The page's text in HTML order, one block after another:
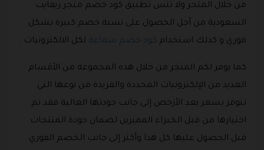
من خلال المتجر ولا تنس تطبيق كود خصم متجر ريفايب
السعودية من أجل الحصول على نسبة خصم كبيرة بشكل
فوري و كذلك استخدام كود خصم سماعة لكل الالكترونيات .
كما يوفر لكم المتجر من خلال هذه المجموعة من الأقسام
العديد من الإلكترونيات المجددة والفريدة من نوعها التي
تتوفر بسعر يعد الأرخص إلى جانب جودتها العالية فقد تم
اختيارها من قبل الخبراء المميزين لضمان جودة المنتجات
قبل الحصول عليها كل هذا وأكثر إلى جانب الخصم الفوري